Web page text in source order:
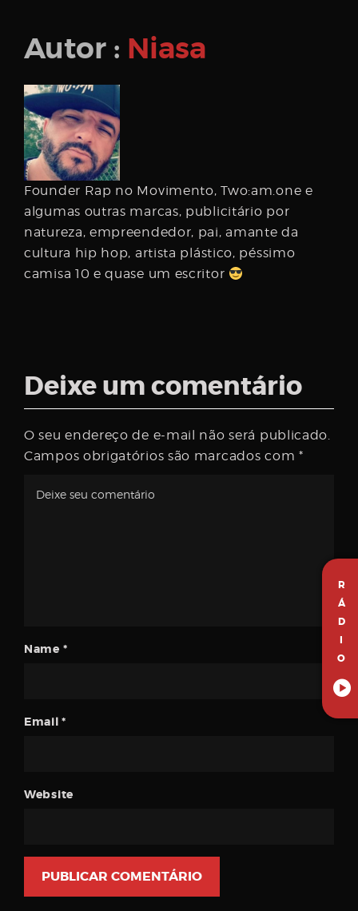
R
Á
D
I
O
Autor : Niasa
Founder Rap no Movimento, Two:am.one e
algumas outras marcas, publicitário por
natureza, empreendedor, pai, amante da
cultura hip hop, artista plástico, péssimo
camisa 10 e quase um escritor
Deixe um comentário
O seu endereço de e-mail não será publicado.
Campos obrigatórios são marcados com *
Name *
Email*
Website